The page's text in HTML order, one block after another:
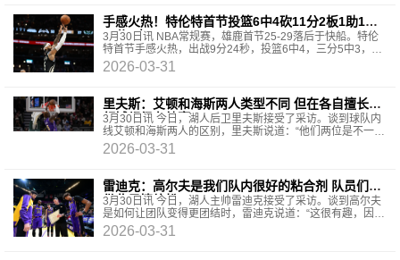
手感火热！特伦特首节投篮6中4砍11分2板1助1断
三分5中3
3月30日讯 NBA常规赛，雄鹿首节25-29落后于快船。特伦
特首节手感火热，出战9分24秒，投篮6中4，三分5中3，砍
下11分2篮板1助攻1抢断。
2026-03-31
里夫斯：艾顿和海斯两人类型不同 但在各自擅长的
领域都很有效率
3月30日讯 今日，湖人后卫里夫斯接受了采访。谈到球队内
线艾顿和海斯两人的区别，里夫斯说道：“他们两位是不一样
的球员，但在各自擅长的领域效率都很高，在任何的
2026-03-31
雷迪克：高尔夫是我们队内很好的粘合剂 队员们能
借此尽情放松
3月30日讯 今日，湖人主帅雷迪克接受了采访。谈到高尔夫
是如何让团队变得更团结时，雷迪克说道：“这很有趣，因为
我刚进NBA那时候没多少人打高尔夫，可能是在泡泡园
2026-03-31